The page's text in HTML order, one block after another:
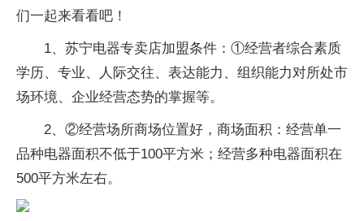
们一起来看看吧！
1、苏宁电器专卖店加盟条件：①经营者综合素质
学历、专业、人际交往、表达能力、组织能力对所处市
场环境、企业经营态势的掌握等。
2、②经营场所商场位置好，商场面积：经营单一
品种电器面积不低于100平方米；经营多种电器面积在
500平方米左右。